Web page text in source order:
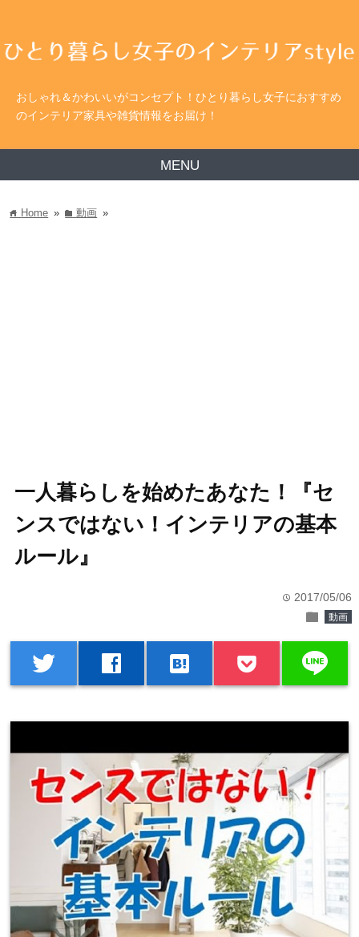
おしゃれ＆かわいいがコンセプト！ひとり暮らし女子におすすめ
のインテリア家具や雑貨情報をお届け！
MENU
home Home » folder動画 »
一人暮らしを始めたあなた！『セ
ンスではない！インテリアの基本
ルール』
time 2017/05/06
folder 動画
twitter facebook hatenabookmark line